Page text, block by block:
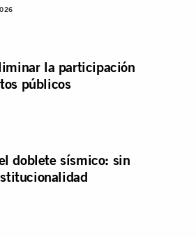
la participación
públicos
doblete sísmico: sin